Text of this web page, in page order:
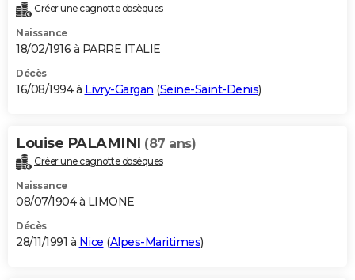
Créer une cagnotte obsèques
Naissance
18/02/1916 à PARRE ITALIE
Décès
16/08/1994 à Livry-Gargan (Seine-Saint-Denis)
Louise PALAMINI (87 ans)
Créer une cagnotte obsèques
Naissance
08/07/1904 à LIMONE
Décès
28/11/1991 à Nice (Alpes-Maritimes)